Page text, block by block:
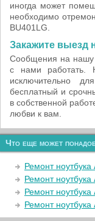
иногда может
необходимо
BU401LG.
Закажите выезд
Сообщения на нашу
с нами работать.
исключительно
бесплатный и
в собственной
любви к вам.
Что еще может
Ремонт ноутбука
Ремонт ноутбука
Ремонт ноутбука
Ремонт ноутбука